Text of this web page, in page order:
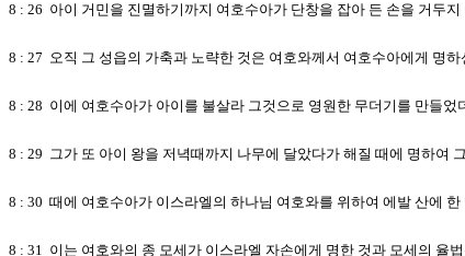
8 : 26 아이 거민을 진멸하기까지 여호수아가 단창을 잡아 든 손을 거두지
8 : 27 오직 그 성읍의 가축과 노략한 것은 여호와께서 여호수아에게 명
8 : 28 이에 여호수아가 아이를 불살라 그것으로 영원한 무더기를 만들었
8 : 29 그가 또 아이 왕을 저녁때까지 나무에 달았다가 해질 때에 명하여
8 : 30 때에 여호수아가 이스라엘의 하나님 여호와를 위하여 에발 산에 한
8 : 31 이는 여호와의 종 모세가 이스라엘 자손에게 명한 것과 모세의 율